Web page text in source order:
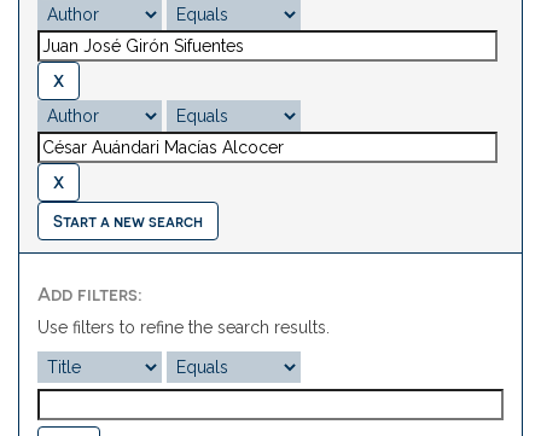
Start a new search
Add filters:
Use filters to refine the search results.